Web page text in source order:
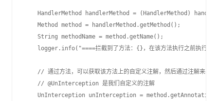
HandlerMethod handlerMethod = (HandlerMethod)
    Method method = handlerMethod.getMethod();
    String methodName = method.getName();
logger.info("====拦截到了方法：{}，在该方法执行之前执行
// 通过方法，可以获取该方法上的自定义注解，然后通过注解来判
    // @UnInterception 是我们自定义的注解
UnInterception unInterception =